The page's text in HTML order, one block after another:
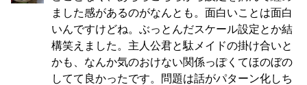
ました感があるのがなんとも。面白いことは面白
いんですけどね。ぶっとんだスケール設定とか結
構笑えました。主人公君と駄メイドの掛け合いと
かも、なんか気のおけない関係っぽくてほのぼの
してて良かったです。問題は話がパターン化しち